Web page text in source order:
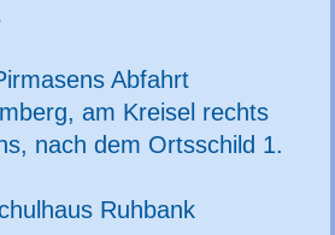
Abfahrt
am Kreisel rechts
nach dem Ortsschild 1.
Ruhbank